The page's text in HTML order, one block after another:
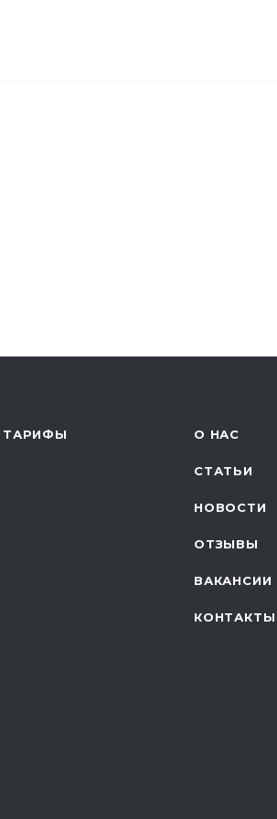
ТАРИФЫ О НАС
СТАТЬИ
НОВОСТИ
ОТЗЫВЫ
ВАКАНСИИ
КОНТАКТЫ